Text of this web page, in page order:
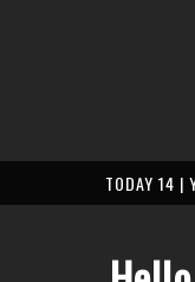
TODAY 14 |